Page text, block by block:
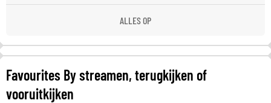
ALLES OP
Favourites By streamen, terugkijken of
vooruitkijken